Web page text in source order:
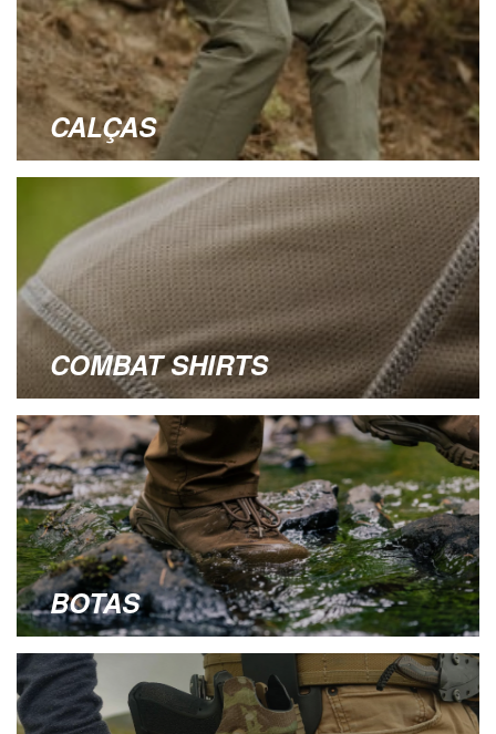
CALÇAS
COMBAT SHIRTS
BOTAS